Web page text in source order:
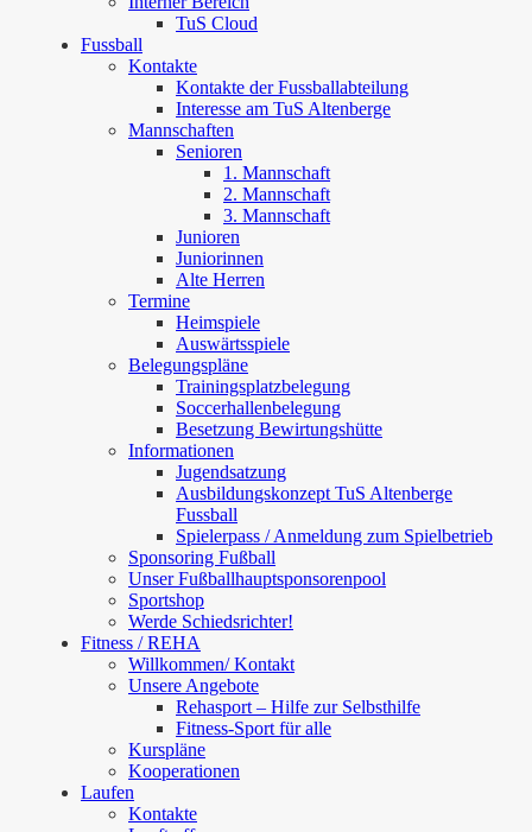
TuS Cloud
Fussball
Kontakte
Kontakte der Fussballabteilung
Interesse am TuS Altenberge
Mannschaften
Senioren
1. Mannschaft
2. Mannschaft
3. Mannschaft
Junioren
Juniorinnen
Alte Herren
Termine
Heimspiele
Auswärtsspiele
Belegungspläne
Trainingsplatzbelegung
Soccerhallenbelegung
Besetzung Bewirtungshütte
Informationen
Jugendsatzung
Ausbildungskonzept TuS Altenberge
Fussball
Spielerpass / Anmeldung zum Spielbetrieb
Sponsoring Fußball
Unser Fußballhauptsponsorenpool
Sportshop
Werde Schiedsrichter!
Fitness / REHA
Willkommen/ Kontakt
Unsere Angebote
Rehasport – Hilfe zur Selbsthilfe
Fitness-Sport für alle
Kurspläne
Kooperationen
Laufen
Kontakte